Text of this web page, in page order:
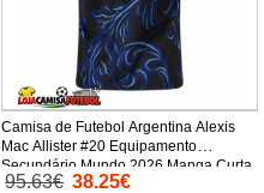
Camisa de Futebol Argentina Alexis
Mac Allister #20 Equipamento
Secundário Mundo 2026 Manga Curta
95.63€ 38.25€